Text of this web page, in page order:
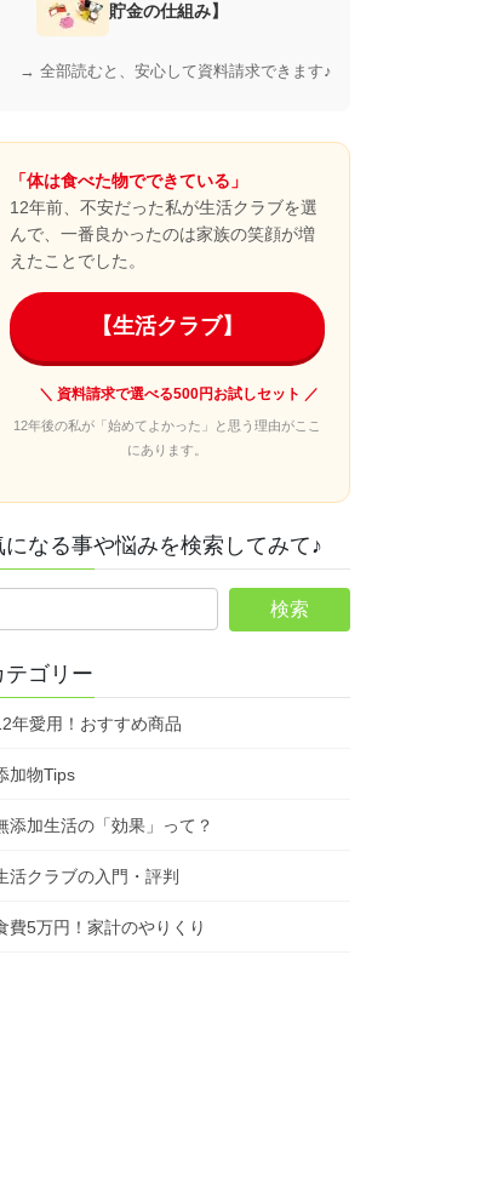
貯金の仕組み】
→ 全部読むと、安心して資料請求できます♪
「体は食べた物でできている」
12年前、不安だった私が生活クラブを選
んで、一番良かったのは家族の笑顔が増
えたことでした。
【生活クラブ】
＼ 資料請求で選べる500円お試しセット ／
12年後の私が「始めてよかった」と思う理由がここ
にあります。
になる事や悩みを検索してみて♪
テゴリー
年愛用！おすすめ商品
加物Tips
添加生活の「効果」って？
活クラブの入門・評判
費5万円！家計のやりくり